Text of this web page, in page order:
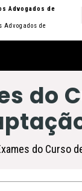
Advogados de
Advogados de
do
do Curso